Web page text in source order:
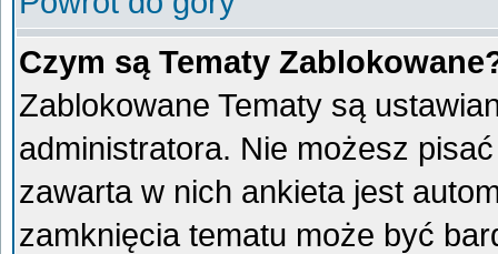
Czym są Tematy
Zablokowane Tematy są
administratora. Nie możesz
zawarta w nich ankieta jest
zamknięcia tematu może być